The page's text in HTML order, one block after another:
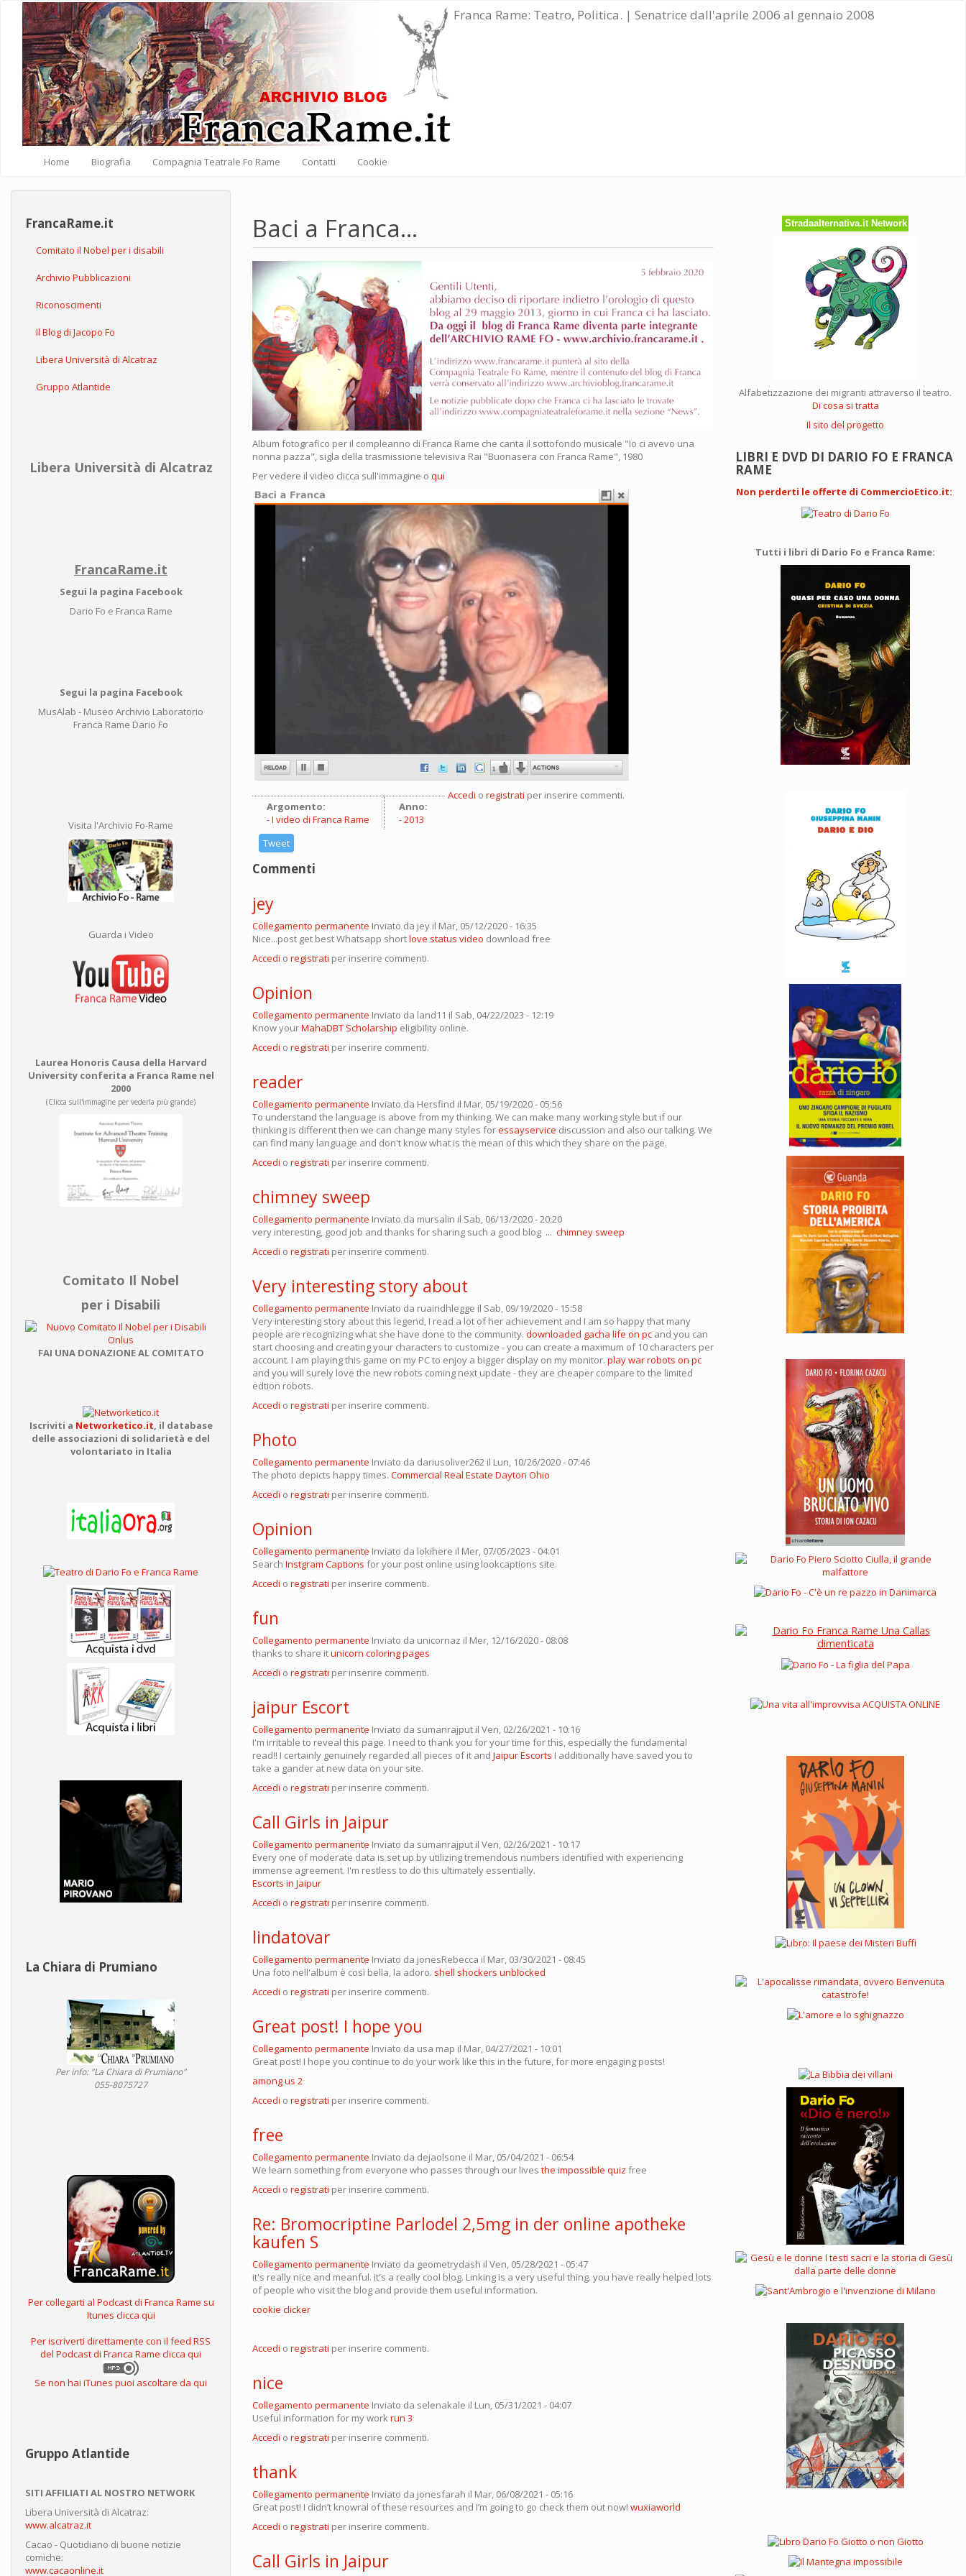
Salta al contenuto principale Franca Rame: Teatro, Politica. | Senatrice dall'aprile 2006 al gennaio 2008
Home Biografia Compagnia Teatrale Fo Rame Contatti Cookie
FrancaRame.it
Comitato il Nobel per i disabili
Archivio Pubblicazioni
Riconoscimenti
Il Blog di Jacopo Fo
Libera Università di Alcatraz
Gruppo Atlantide
Libera Università di Alcatraz
FrancaRame.it
Segui la pagina Facebook
Dario Fo e Franca Rame
Segui la pagina Facebook
MusAlab - Museo Archivio Laboratorio
Franca Rame Dario Fo
Visita l'Archivio Fo-Rame
Guarda i Video
Laurea Honoris Causa della Harvard
University conferita a Franca Rame nel
2000
(Clicca sull'immagine per vederla più grande)
Comitato Il Nobel
per i Disabili
FAI UNA DONAZIONE AL COMITATO
Iscriviti a Networketico.it il database
delle associazioni di solidarietà e del
volontariato in Italia
La Chiara di Prumiano
Per info: "La Chiara di Prumiano"
055-8075727
Per collegarti al Podcast di Franca Rame su
Itunes clicca qui
Per iscriverti direttamente con il feed RSS
del Podcast di Franca Rame clicca qui
Se non hai iTunes puoi ascoltare da qui
Gruppo Atlantide
SITI AFFILIATI AL NOSTRO NETWORK
Libera Università di Alcatraz:
www.alcatraz.it
Cacao - Quotidiano di buone notizie
comiche:
www.cacaonline.it
Baci a Franca...
Album fotografico per il compleanno di Franca Rame che canta il sottofondo musicale "Io ci avevo una
nonna pazza", sigla della trasmissione televisiva Rai "Buonasera con Franca Rame", 1980
Per vedere il video clicca sull'immagine o qui
Argomento:
I video di Franca Rame
Anno:
2013
Accedi o registrati per inserire commenti.
Tweet
Commenti
jey
Collegamento permanente Inviato da jey il Mar, 05/12/2020 - 16:35
Nice...post get best Whatsapp shortlove status video download free
Accedi o registrati per inserire commenti.
Opinion
Collegamento permanente Inviato da land11 il Sab, 04/22/2023 - 12:19
Know yourMahaDBT Scholarship eligibility online.
Accedi o registrati per inserire commenti.
reader
Collegamento permanente Inviato da Hersfind il Mar, 05/19/2020 - 05:56
To understand the language is above from my thinking. We can make many working style but if our
thinking is different then we can change many styles foressayservice discussion and also our talking. We
can find many language and don't know what is the mean of this which they share on the page.
Accedi o registrati per inserire commenti.
chimney sweep
Collegamento permanente Inviato da mursalin il Sab, 06/13/2020 - 20:20
very interesting, good job and thanks for sharing such a good blog ... chimney sweep
Accedi o registrati per inserire commenti.
Very interesting story about
Collegamento permanente Inviato da ruairidhlegge il Sab, 09/19/2020 - 15:58
Very interesting story about this legend, I read a lot of her achievement and I am so happy that many
people are recognizing what she have done to the community. downloaded gacha life on pc and you can
start choosing and creating your characters to customize - you can create a maximum of 10 characters per
account. I am playing this game on my PC to enjoy a bigger display on my monitor. play war robots on pc
and you will surely love the new robots coming next update - they are cheaper compare to the limited
edtion robots.
Accedi o registrati per inserire commenti.
Photo
Collegamento permanente Inviato da dariusoliver262 il Lun, 10/26/2020 - 07:46
The photo depicts happy times. Commercial Real Estate Dayton Ohio
Accedi o registrati per inserire commenti.
Opinion
Collegamento permanente Inviato da lokihere il Mer, 07/05/2023 - 04:01
Search Instgram Captions for your post online using lookcaptions site.
Accedi o registrati per inserire commenti.
fun
Collegamento permanente Inviato da unicornaz il Mer, 12/16/2020 - 08:08
thanks to share itunicorn coloring pages
Accedi o registrati per inserire commenti.
jaipur Escort
Collegamento permanente Inviato da sumanrajput il Ven, 02/26/2021 - 10:16
I'm irritable to reveal this page. I need to thank you for your time for this, especially the fundamental
read!! I certainly genuinely regarded all pieces of it and Jaipur Escorts I additionally have saved you to
take a gander at new data on your site.
Accedi o registrati per inserire commenti.
Call Girls in Jaipur
Collegamento permanente Inviato da sumanrajput il Ven, 02/26/2021 - 10:17
Every one of moderate data is set up by utilizing tremendous numbers identified with experiencing
immense agreement. I'm restless to do this ultimately essentially.
Escorts in Jaipur
Accedi o registrati per inserire commenti.
lindatovar
Collegamento permanente Inviato da jonesRebecca il Mar, 03/30/2021 - 08:45
Una foto nell'album è così bella, la adoro. shell shockers unblocked
Accedi o registrati per inserire commenti.
Great post! I hope you
Collegamento permanente Inviato da usa map il Mar, 04/27/2021 - 10:01
Great post! I hope you continue to do your work like this in the future, for more engaging posts!
among us 2
Accedi o registrati per inserire commenti.
free
Collegamento permanente Inviato da dejaolsone il Mar, 05/04/2021 - 06:54
We learn something from everyone who passes through our lives the impossible quiz free
Accedi o registrati per inserire commenti.
Re: Bromocriptine Parlodel 2,5mg in der online apotheke
kaufen S
Collegamento permanente Inviato da geometrydash il Ven, 05/28/2021 - 05:47
it's really nice and meanful. it's a really cool blog. Linking is a very useful thing. you have really helped lots
of people who visit the blog and provide them useful information.
cookie clicker
Accedi o registrati per inserire commenti.
nice
Collegamento permanente Inviato da selenakale il Lun, 05/31/2021 - 04:07
Useful information for my workrun 3
Accedi o registrati per inserire commenti.
thank
Collegamento permanente Inviato da jonesfarah il Mar, 06/08/2021 - 05:16
Great post! I didn’t knowral of these resources and I’m going to go check them out now! wuxiaworld
Accedi o registrati per inserire commenti.
Call Girls in Jaipur
Stradaalternativa.it Network
Alfabetizzazione dei migranti attraverso il teatro.
Di cosa si tratta
Il sito del progetto
LIBRI E DVD DI DARIO FO E FRANCA
RAME
Non perderti le offerte di CommercioEtico.it:
Tutti i libri di Dario Fo e Franca Rame: